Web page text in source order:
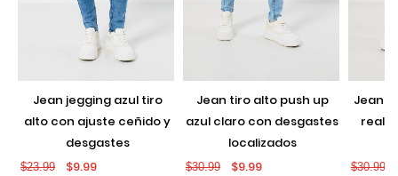
jean jegging azul tiro
alto con ajuste ceñido y
desgastes
$23.99 $9.99
jean tiro alto push up
azul claro con desgastes
localizados
$30.99 $9.99
jean push up negro con
$30.99